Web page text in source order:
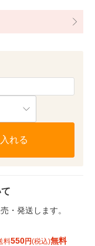
れる
・発送します。
料550円(税込)無料